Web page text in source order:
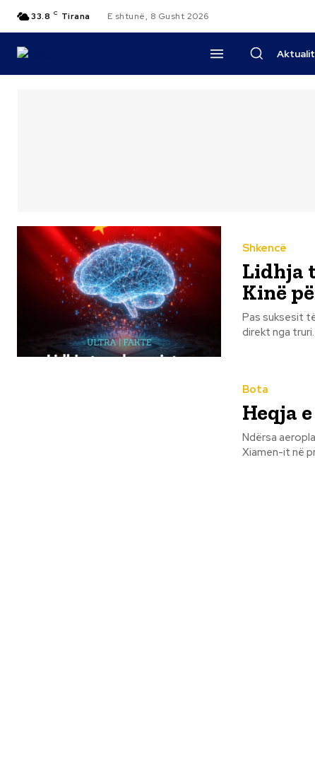
33.8 C Tirana E shtunë, 8 Gusht 2026
Shkencë
Lidhja
Kinë
Pas suksesit
direkt nga
Bota
Heqja
Ndërsa
Xiamen-it në